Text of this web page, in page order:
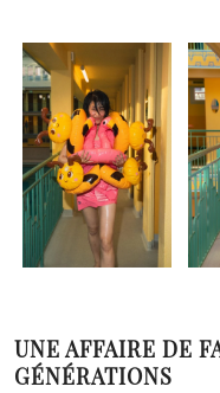
UNE AFFAIRE DE
GÉNÉRATIONS